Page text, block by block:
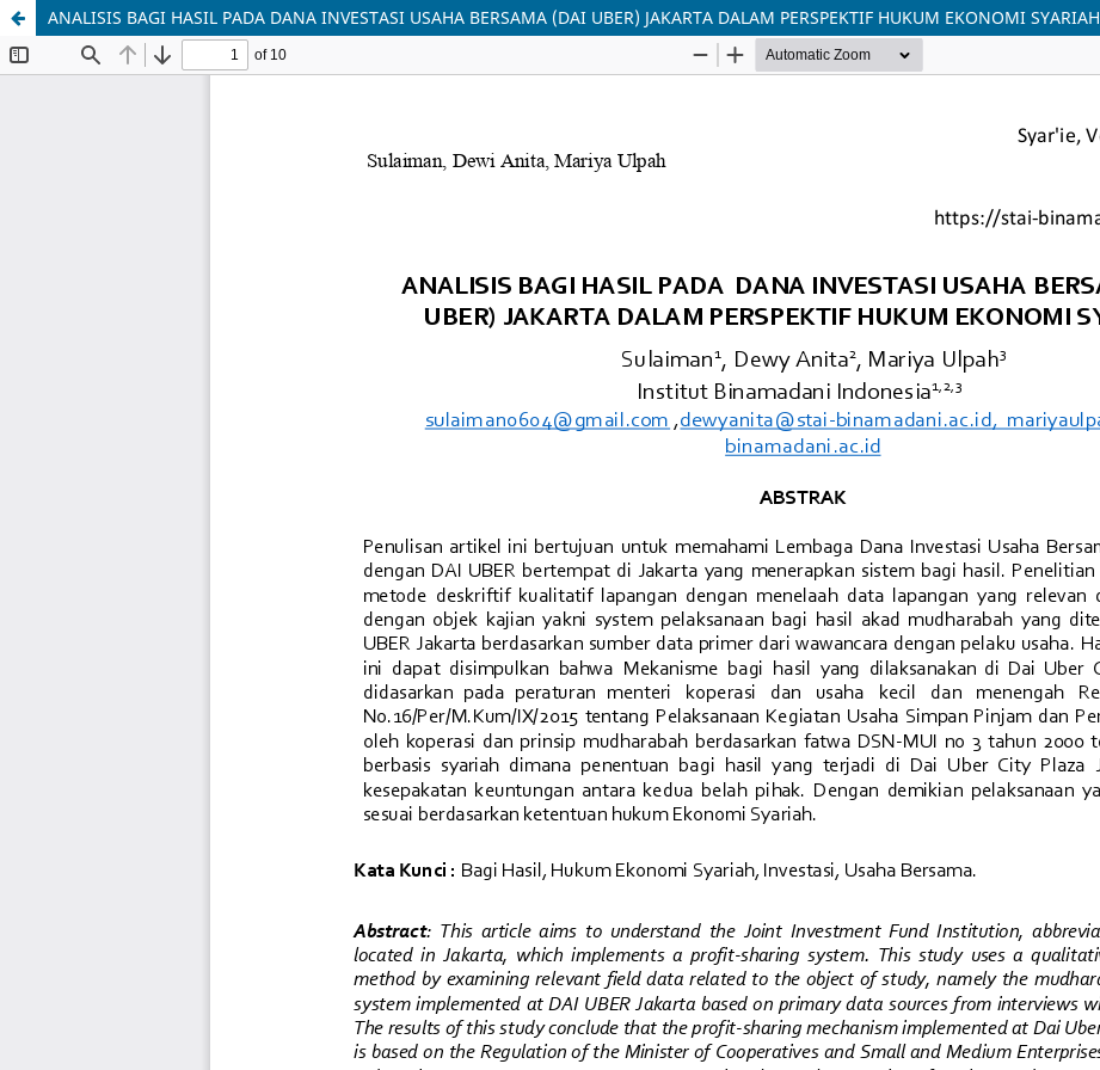
ANALISIS BAGI HASIL PADA DANA INVESTASI USAHA BERSAMA (DAI UBER) JAKARTA DALAM PERSPEKTIF HUKUM EKONOMI SYARIAH